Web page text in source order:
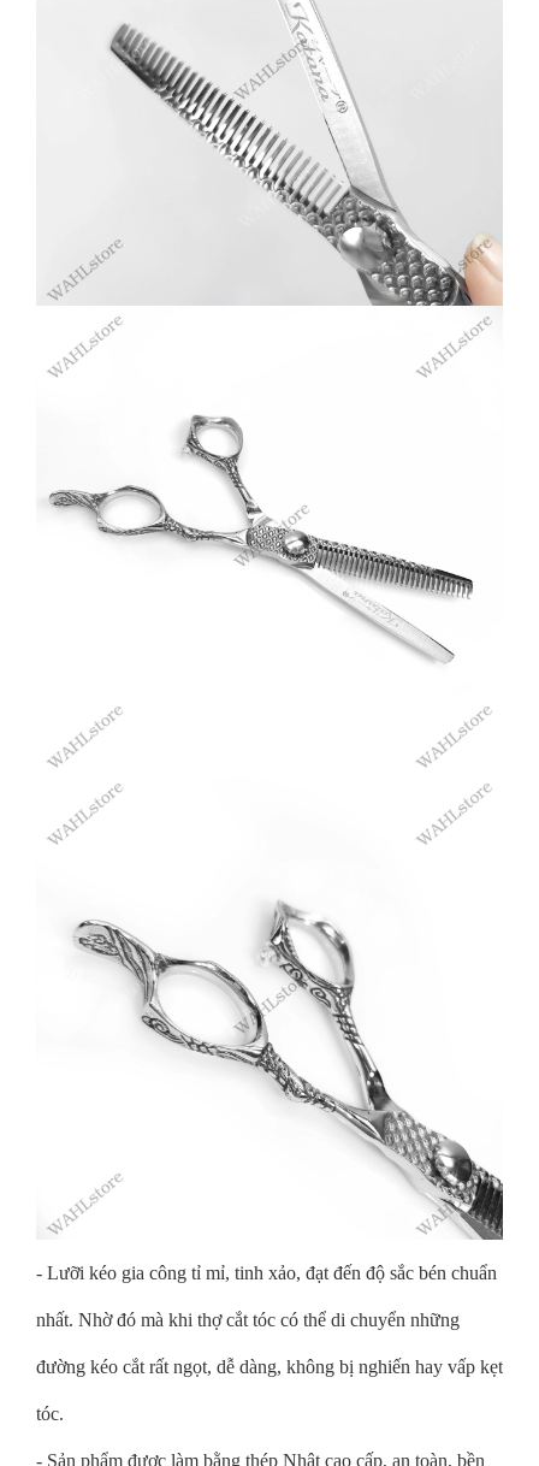
- Lưỡi kéo gia công tỉ mỉ, tinh xảo, đạt đến độ sắc bén chuẩn
nhất. Nhờ đó mà khi thợ cắt tóc có thể di chuyển những
đường kéo cắt rất ngọt, dễ dàng, không bị nghiến hay vấp kẹt
tóc.
- Sản phẩm được làm bằng thép Nhật cao cấp, an toàn, bền